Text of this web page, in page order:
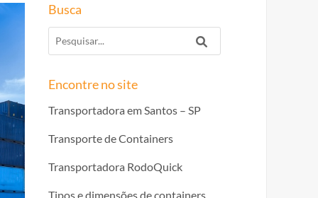
Busca
Encontre no site
Transportadora em Santos – SP
Transporte de Containers
Transportadora RodoQuick
Tipos e dimensões de containers